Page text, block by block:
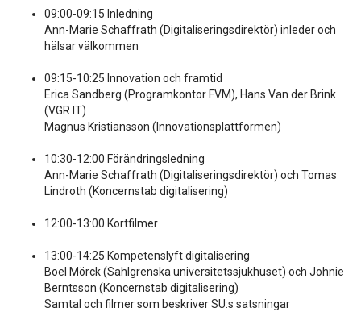
09:00-09:15 Inledning
Ann-Marie Schaffrath (Digitaliseringsdirektör) inleder och
hälsar välkommen
09:15-10:25 Innovation och framtid
Erica Sandberg (Programkontor FVM), Hans Van der Brink
(VGR IT)
Magnus Kristiansson (Innovationsplattformen)
10:30-12:00 Förändringsledning
Ann-Marie Schaffrath (Digitaliseringsdirektör) och Tomas
Lindroth (Koncernstab digitalisering)
12:00-13:00 Kortfilmer
13:00-14:25 Kompetenslyft digitalisering
Boel Mörck (Sahlgrenska universitetssjukhuset) och Johnie
Berntsson (Koncernstab digitalisering)
Samtal och filmer som beskriver SU:s satsningar